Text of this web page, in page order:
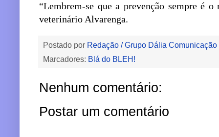
“Lembrem-se que a prevenção sempre é
veterinário Alvarenga.
Postado por Redação / Grupo Dália Comunicação
Marcadores: Blá do BLEH!
Nenhum comentário:
Postar um comentário